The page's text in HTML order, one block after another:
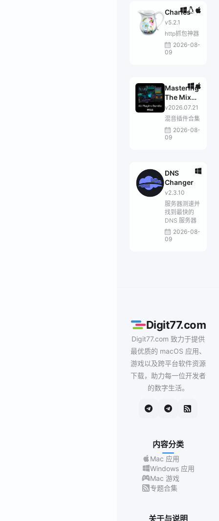
Charles
v5.2.1
http抓包神器
2026-08-
09
Mastering
The Mix
Bundle
v2026.07.21
混音插件合集
2026-08-
09
DNS
Changer
v2.3.10
服务器测速并
找到最快的
DNS 服务器
2026-08-
09
Digit77.com
Digit77.com 致力于提供
最优质的 macOS 应用、
游戏以及跨平台软件资源
下载，助力每一位开发者
的数字生活。
内容分类
Mac 应用
Windows 应用
Mac 游戏
专题合集
关于与说明